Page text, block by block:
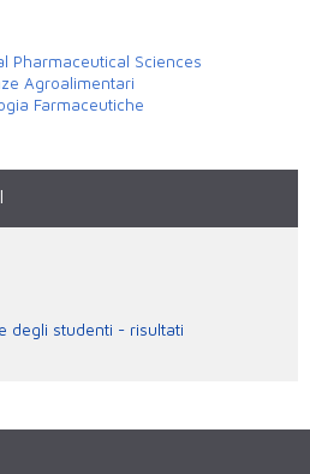
Pharmaceutical Sciences
Agroalimentari
Farmaceutiche
degli studenti - risultati